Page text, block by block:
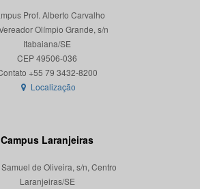
Prof. Alberto Carvalho
Olímpio Grande, s/n
Itabaiana/SE
CEP 49506-036
Localização
Campus Laranjeiras
de Oliveira, s/n, Centro
Laranjeiras/SE